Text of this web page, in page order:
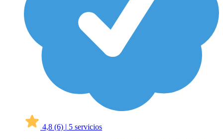
4,8 (6) | 5 servicios